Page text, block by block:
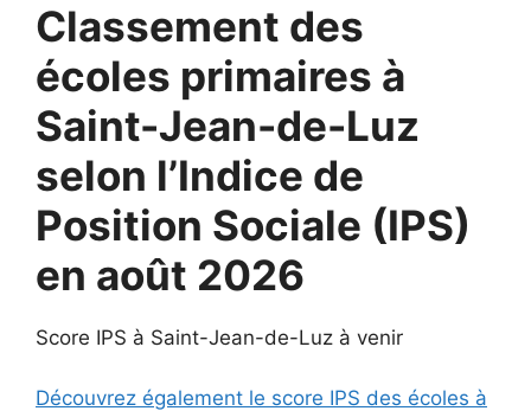
Classement des
écoles primaires à
Saint-Jean-de-Luz
selon l’Indice de
Position Sociale (IPS)
en août 2026
Score IPS à Saint-Jean-de-Luz à venir
Découvrez également le score IPS des écoles à